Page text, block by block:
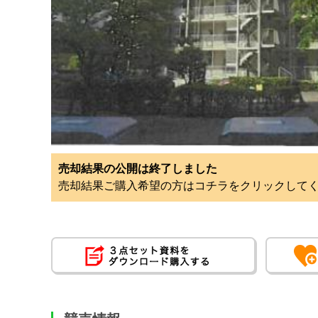
売却結果の公開は終了しました
売却結果ご購入希望の方はコチラをクリックして